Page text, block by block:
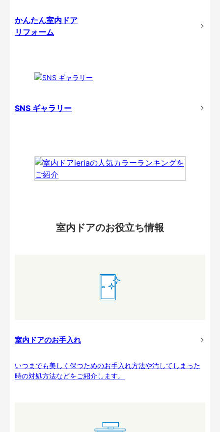
かんたん室内ドア
リフォーム
SNS ギャラリー
室内ドアのお役立ち情報
室内ドアのお手入れ
いつまでも美しく保つためのお手入れ方法や汚してしまった
時の対処方法などをご紹介します。